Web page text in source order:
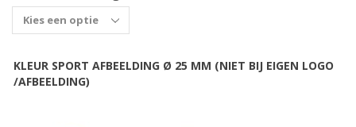
KLEUR SPORT AFBEELDING Ø 25 MM (NIET BIJ EIGEN LOGO
/AFBEELDING)